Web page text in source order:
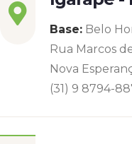
Base: Belo
Rua Marcos
Nova
(31) 9 8794-